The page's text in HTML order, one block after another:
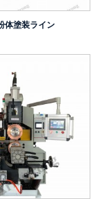
体塗装ライン